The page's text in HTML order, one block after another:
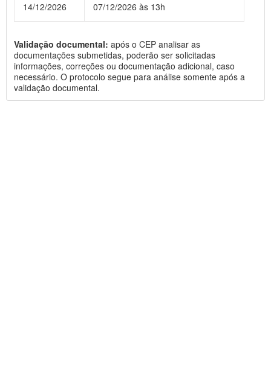
14/12/2026
07/12/2026 às 13h
Validação documental: após o CEP analisar as
documentações submetidas, poderão ser solicitadas
informações, correções ou documentação adicional, caso
necessário. O protocolo segue para análise somente após a
validação documental.